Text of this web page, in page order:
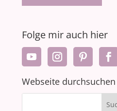
Folge mir auch hier
Webseite durchsuchen